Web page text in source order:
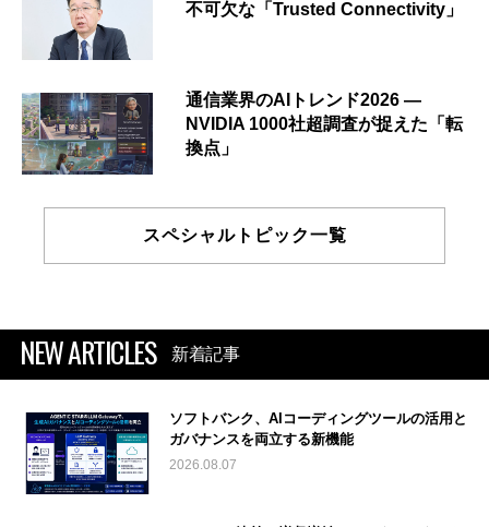
不可欠な「Trusted Connectivity」
通信業界のAIトレンド2026 ―
NVIDIA 1000社超調査が捉えた「転
換点」
スペシャルトピック一覧
NEW ARTICLES 新着記事
ソフトバンク、AIコーディングツールの活用と
ガバナンスを両立する新機能
2026.08.07